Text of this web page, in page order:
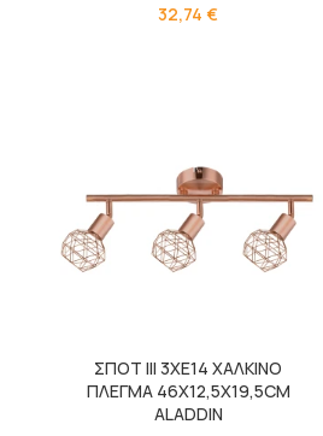
32,74€
ΣΠΟΤ III 3XE14 ΧΑΛΚΙΝΟ
ΠΛΕΓΜΑ 46X12,5X19,5CM
ALADDIN